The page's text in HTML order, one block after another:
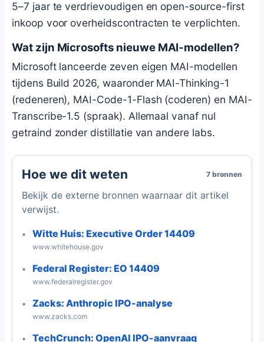
5–7 jaar te verdrievoudigen en open-source-first
inkoop voor overheidscontracten te verplichten.
Wat zijn Microsofts nieuwe MAI-modellen?
Microsoft lanceerde zeven eigen MAI-modellen
tijdens Build 2026, waaronder MAI-Thinking-1
(redeneren), MAI-Code-1-Flash (coderen) en MAI-
Transcribe-1.5 (spraak). Allemaal vanaf nul
getraind zonder distillatie van andere labs.
Hoe we dit weten 7 bronnen
Bekijk de externe bronnen waarnaar dit artikel
verwijst.
Witte Huis: Executive Order 14409
www.whitehouse.gov
Federal Register: EO 14409
www.federalregister.gov
Zacks: Anthropic IPO-analyse
www.zacks.com
TechCrunch: OpenAI IPO-aanvraag